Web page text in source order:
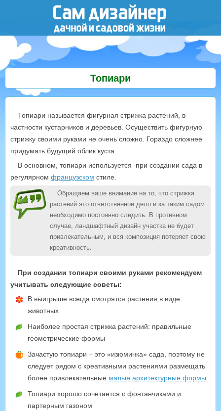
Топиари
Топиари называется фигурная стрижка растений, в
частности кустарников и деревьев. Осуществить фигурную
стрижку своими руками не очень сложно. Гораздо сложнее
придумать будущий облик куста.
В основном, топиари используется при создании сада в
регулярном французском стиле.
Обращаем ваше внимание на то, что стрижка
растений это ответственное дело и за таким садом
необходимо постоянно следить. В противном
случае, ландшафтный дизайн участка не будет
привлекательным, и вся композиция потеряет свою
креативность.
При создании топиари своими руками рекомендуем
учитывать следующие советы:
В выигрыше всегда смотрятся растения в виде
животных
Наиболее простая стрижка растений: правильные
геометрические формы
Зачастую топиари – это «изюминка» сада, поэтому не
следует рядом с креативными растениями размещать
более привлекательные малые архитектурные формы
Топиари хорошо сочетается с фонтанчиками и
партерным газоном